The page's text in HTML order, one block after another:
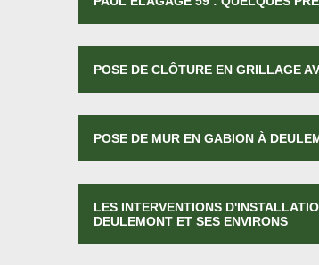
POSE DE CLÔTURE EN GRILLAGE
POSE DE MUR EN GABION À
LES INTERVENTIONS
DEULEMONT ET SES ENVIRONS